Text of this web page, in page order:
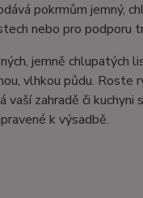
pokrmům jemný,
nebo pro podporu
jemně chlupatých
vlhkou půdu. Roste
zahradě či kuchyni
k výsadbě.